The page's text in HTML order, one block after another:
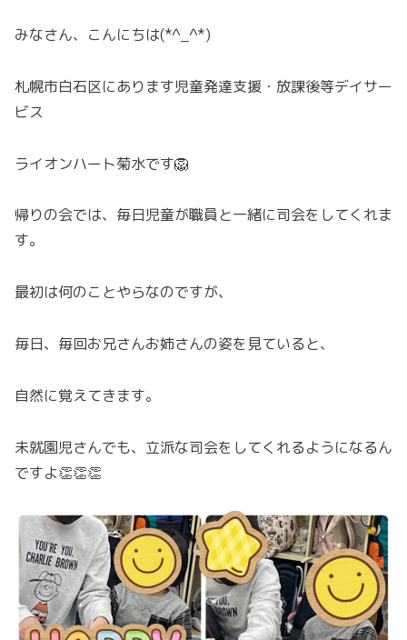
みなさん、こんにちは(*^_^*)
札幌市白石区にあります児童発達支援・放課後等デイサー
ビス
ライオンハート菊水です🦁
帰りの会では、毎日児童が職員と一緒に司会をしてくれま
す。
最初は何のことやらなのですが、
毎日、毎回お兄さんお姉さんの姿を見ていると、
自然に覚えてきます。
未就園児さんでも、立派な司会をしてくれるようになるん
ですよ👏👏👏